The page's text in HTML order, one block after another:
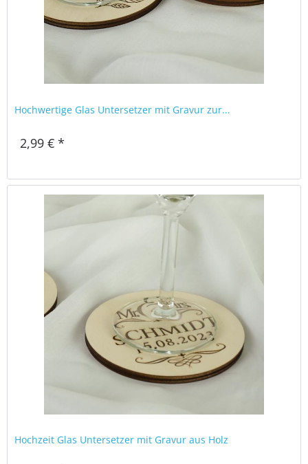
Hochwertige Glas Untersetzer mit Gravur zur...
2,99 € *
Hochzeit Glas Untersetzer mit Gravur aus Holz